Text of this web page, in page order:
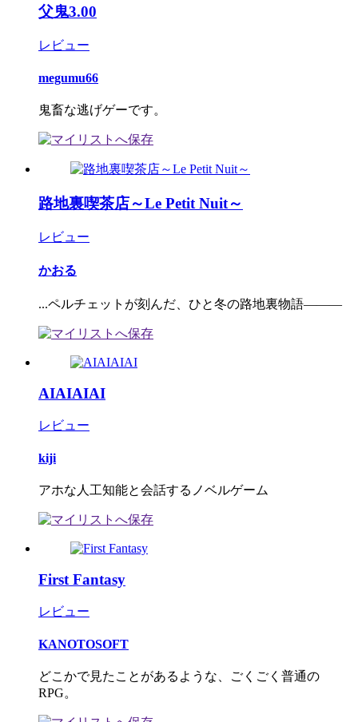
父鬼3.00
レビュー
megumu66
鬼畜な逃げゲーです。
路地裏喫茶店～Le Petit Nuit～
レビュー
かおる
...ペルチェットが刻んだ、ひと冬の路地裏物語―――
AIAIAIAI
レビュー
kiji
アホな人工知能と会話するノベルゲーム
First Fantasy
レビュー
KANOTOSOFT
どこかで見たことがあるような、ごくごく普通の
RPG。